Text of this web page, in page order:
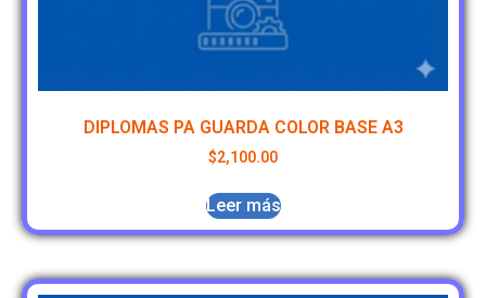
DIPLOMAS PA GUARDA COLOR BASE A3
$2,100.00
Leer más